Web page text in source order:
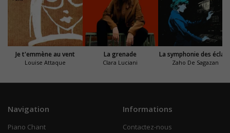
Je t'emmène au vent
Louise Attaque
La grenade
Clara Luciani
La symphonie des
Zaho De Sagazan
Navigation
Piano Chant
Informations
Contactez-nous